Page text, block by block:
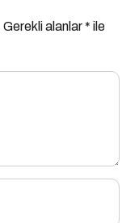
Gerekli alanlar* ile